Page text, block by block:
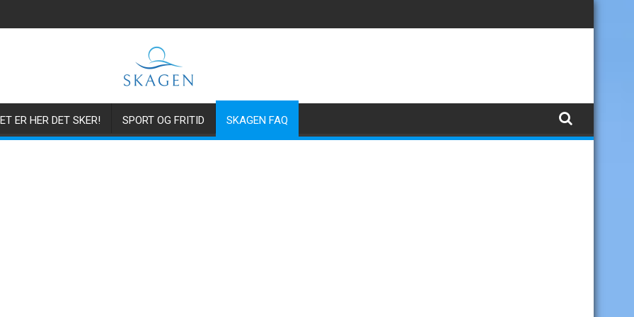
ER HER DET SKER! SPORT OG FRITID SKAGEN FAQ